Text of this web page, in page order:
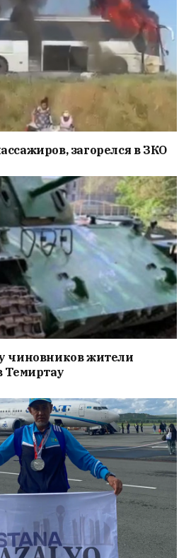
загорелся в ЗКО
чиновников жители
Темиртау